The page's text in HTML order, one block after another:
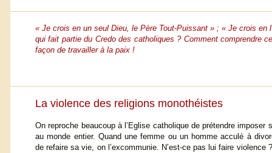
« Je crois en un seul Dieu, le Père Tout-Puissant » ; « Je crois
qui fait partie du Credo des catholiques ? Comment comprendre
façon de travailler à la paix !
La violence des religions monothéistes
On reproche beaucoup à l’Eglise catholique de prétendre imposer
au monde entier. Quand une femme ou un homme acculé à
de refaire sa vie, on l’excommunie. N’est-ce pas lui faire violence